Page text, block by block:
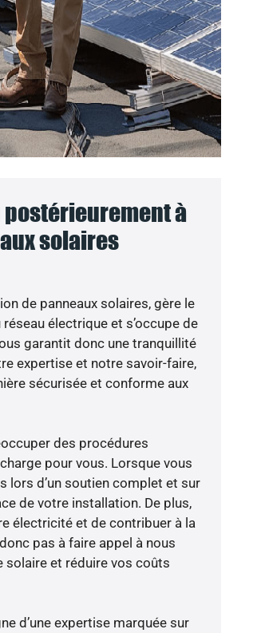
à
solaires
de panneaux solaires, gère le
électrique et s’occupe de
garantit donc une tranquillité
expertise et notre savoir-faire,
sécurisée et conforme aux
des procédures
pour vous. Lorsque vous
lors d’un soutien complet et sur
de votre installation. De plus,
électricité et de contribuer à la
pas à faire appel à nous
solaire et réduire vos coûts
d’une expertise marquée sur